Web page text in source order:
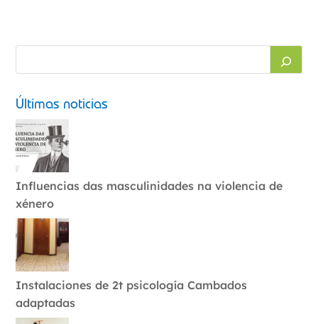
Últimas noticias
Influencias das masculinidades na violencia de
xénero
Instalaciones de 2t psicología Cambados
adaptadas